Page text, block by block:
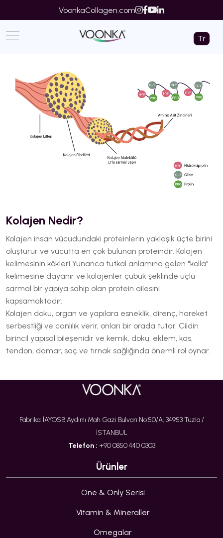
VoonkaCollagen.com
Tr
Kolajen Nedir?
Kolajen insan vücudundaki proteinlerin yaklaşık üçte birini
oluşturur ve vücutta en çok bulunan proteindir. Kolajen
kelimesinin kökleri Yunanca tutkal anlamına gelen "kolla"
kelimesine dayanır ve kolajenler çubuk şeklinde üçlü
sarmal bir yapıya sahip olan protein ailesini
kapsamaktadır.
Kolajen doku, organ ve yapılara esneklik, direnç, hareket
serbestliği ve canlılık verir, onları bir orada tutar. Cildin
birincil yapısal bileşenidir ve kemik, doku, eklem, kas,
tendon, damar, saç ve tırnak sağlığında önemli rol oynar.
Fabrika: İAYOSB Aydınlı Mah. Gazi Bulvarı No:50/A, 34953 Tuzla /
İSTANBUL
Telefon : +90 0850 440 0303
Ürünler
One & Only Serisi
Vitamin & Mineraller
Omegalar